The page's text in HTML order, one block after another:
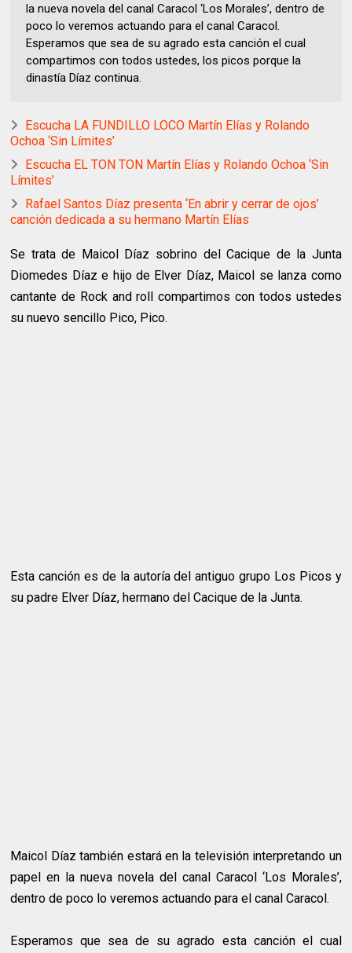
la nueva novela del canal Caracol ‘Los Morales’, dentro de
poco lo veremos actuando para el canal Caracol.
Esperamos que sea de su agrado esta canción el cual
compartimos con todos ustedes, los picos porque la
dinastía Díaz continua.
Escucha LA FUNDILLO LOCO Martín Elías y Rolando
Ochoa ‘Sin Límites’
Escucha EL TON TON Martín Elías y Rolando Ochoa ‘Sin
Límites’
Rafael Santos Díaz presenta ‘En abrir y cerrar de ojos’
canción dedicada a su hermano Martín Elías
Se trata de Maicol Díaz sobrino del Cacique de la Junta
Diomedes Díaz e hijo de Elver Díaz, Maicol se lanza como
cantante de Rock and roll compartimos con todos ustedes
su nuevo sencillo Pico, Pico.
Esta canción es de la autoría del antiguo grupo Los Picos y
su padre Elver Díaz, hermano del Cacique de la Junta.
Maicol Díaz también estará en la televisión interpretando un
papel en la nueva novela del canal Caracol ‘Los Morales’,
dentro de poco lo veremos actuando para el canal Caracol.
Esperamos que sea de su agrado esta canción el cual